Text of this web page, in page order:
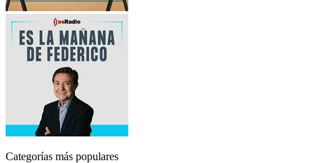
Categorías más populares